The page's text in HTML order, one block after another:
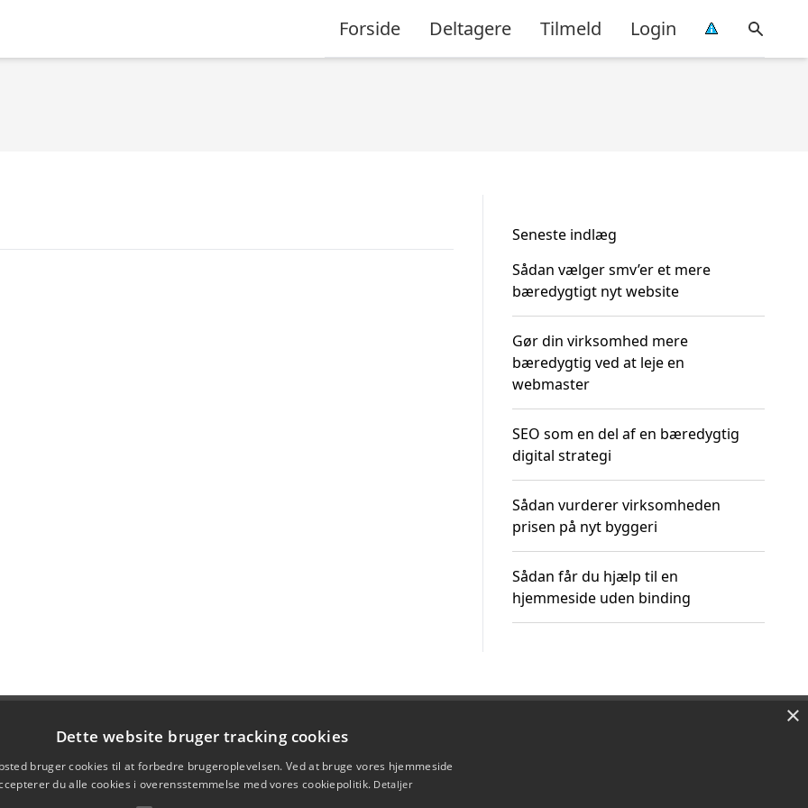
Forside Deltagere Tilmeld Login
Seneste indlæg
Sådan vælger smv’er et mere
bæredygtigt nyt website
Gør din virksomhed mere
bæredygtig ved at leje en
webmaster
SEO som en del af en bæredygtig
digital strategi
Sådan vurderer virksomheden
prisen på nyt byggeri
Sådan får du hjælp til en
hjemmeside uden binding
×
Dette website bruger tracking cookies
bruger cookies til at forbedre brugeroplevelsen. Ved at bruge vores hjemmeside
du alle cookies i overensstemmelse med vores cookiepolitik. Detaljer